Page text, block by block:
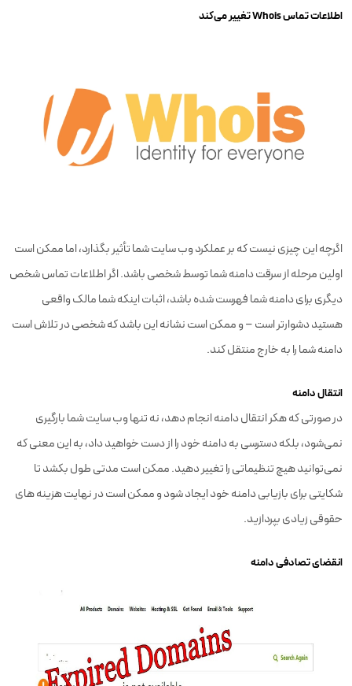
اطلاعات تماس Whois تغییر می‌کند
اگرچه این چیزی نیست که بر عملکرد وب سایت شما تأثیر بگذارد، اما ممکن است
اولین مرحله از سرقت دامنه شما توسط شخصی باشد. اگر اطلاعات تماس شخص
دیگری برای دامنه شما فهرست شده باشد، اثبات اینکه شما مالک واقعی
هستید دشوارتر است – و ممکن است نشانه این باشد که شخصی در تلاش است
دامنه شما را به خارج منتقل کند.
انتقال دامنه
در صورتی که هکر انتقال دامنه انجام دهد، نه تنها وب سایت شما بارگیری
نمی‌شود، بلکه دسترسی به دامنه خود را از دست خواهید داد، به این معنی که
نمی‌توانید هیچ تنظیماتی را تغییر دهید. ممکن است مدتی طول بکشد تا
شکایتی برای بازیابی دامنه خود ایجاد شود و ممکن است در نهایت هزینه های
حقوقی زیادی بپردازید.
انقضای تصادفی دامنه